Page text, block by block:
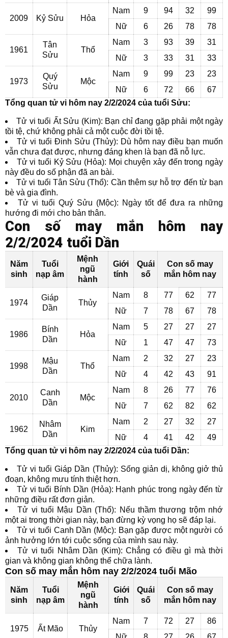
2009 Kỷ Sửu Hỏa
Nam 9 94 32
99
Nữ
6 26 78 78
1961
Tân
Sửu
Thổ
Nam 3 93 39
31
Nữ
3 33 31 33
1973
Quý
Sửu
Mộc
Nam 9 99 23
23
Nữ
6 72 66
67
Tổng quan tử vi hôm nay 2/2/2024 của tuổi Sửu:
Tử vi tuổi Ất Sửu (Kim): Bạn chỉ đang gặp phải một ngày
tồi tệ, chứ không phải cả một cuộc đời tồi tệ.
Tử vi tuổi Đinh Sửu (Thủy): Dù hôm nay điều bạn muốn
vẫn chưa đạt được, nhưng đáng khen là bạn đã nỗ lực.
Tử vi tuổi Kỷ Sửu (Hỏa): Mọi chuyện xảy đến trong ngày
này đều do số phận đã an bài.
Tử vi tuổi Tân Sửu (Thổ): Cần thêm sự hỗ trợ đến từ bạn
bè và gia đình.
Tử vi tuổi Quý Sửu (Mộc): Ngày tốt để đưa ra những
hướng đi mới cho bản thân.
Con số may mắn hôm nay
2/2/2024 tuổi Dần
Năm
sinh
Tuổi
nạp âm
Mệnh
ngũ
hành
Giới
tính
Quái
số
Con số may
mắn hôm nay
1974
Giáp
Dần
Thủy
Nam 8 77 62
77
Nữ
7 78 67 78
1986
Bính
Dần
Hỏa
Nam 5 27 27
27
Nữ
1 47 47 73
1998
Mậu
Dần
Thổ
Nam 2 32 27
23
Nữ
4 42 43 91
2010
Canh
Dần
Mộc
Nam 8 26 77
76
Nữ
7 62 82 62
1962
Nhâm
Dần
Kim
Nam 2 27 32
27
Nữ
4 41 42
49
Tổng quan tử vi hôm nay 2/2/2024 của tuổi Dần:
Tử vi tuổi Giáp Dần (Thủy): Sống giản dị, không giở thủ
đoạn, không mưu tính thiệt hơn.
Tử vi tuổi Bính Dần (Hỏa): Hạnh phúc trong ngày đến từ
những điều rất đơn giản.
Tử vi tuổi Mậu Dần (Thổ): Nếu thầm thương trộm nhớ
một ai trong thời gian này, bạn đừng kỳ vọng họ sẽ đáp lại.
Tử vi tuổi Canh Dần (Mộc): Bạn gặp được một người có
ảnh hưởng lớn tới cuộc sống của mình sau này.
Tử vi tuổi Nhâm Dần (Kim): Chẳng có điều gì mà thời
gian và không gian không thể chữa lành.
Con số may mắn hôm nay 2/2/2024 tuổi Mão
Năm
sinh
Tuổi
nạp âm
Mệnh
ngũ
hành
Giới
tính
Quái
số
Con số may
mắn hôm nay
1975 Ất Mão Thủy
Nam 7 72 27
86